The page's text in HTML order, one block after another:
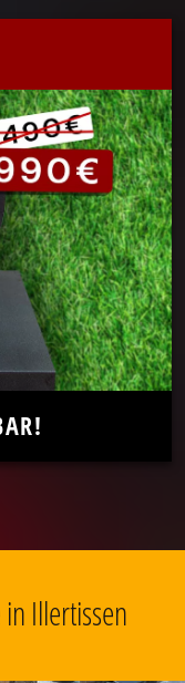
Illertissen